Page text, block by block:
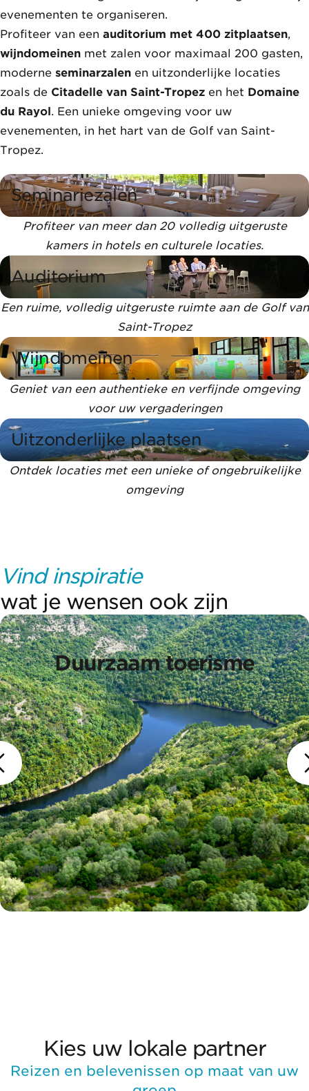
evenementen te organiseren.
Profiteer van een auditorium met 400 zitplaatsen,
wijndomeinen met zalen voor maximaal 200 gasten,
moderne seminarzalen en uitzonderlijke locaties
zoals de Citadelle van Saint-Tropez en het Domaine
du Rayol. Een unieke omgeving voor uw
evenementen, in het hart van de Golf van Saint-
Tropez.
Seminariezalen
Profiteer van meer dan 20 volledig uitgeruste
kamers in hotels en culturele locaties.
Auditorium
Een ruime, volledig uitgeruste ruimte aan de Golf van
Saint-Tropez
Wijndomeinen
Geniet van een authentieke en verfijnde omgeving
voor uw vergaderingen
Uitzonderlijke plaatsen
Ontdek locaties met een unieke of ongebruikelijke
omgeving
Vind inspiratie
wat je wensen ook zijn
Duurzaam toerisme
Kies uw lokale partner
Reizen en belevenissen op maat van uw